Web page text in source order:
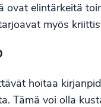
ovat elintärkeitä
myös
hoitaa
Tämä voi olla